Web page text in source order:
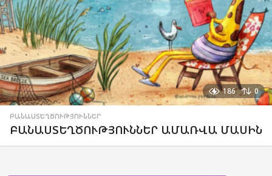
186 0
ԲԱՆԱՍՏԵՂԾՈՒԹՅՈՒՆՆԵՐ
ԲԱՆԱՍՏԵՂԾՈՒԹՅՈՒՆՆԵՐ ԱՄԱՌՎԱ ՄԱՍԻՆ